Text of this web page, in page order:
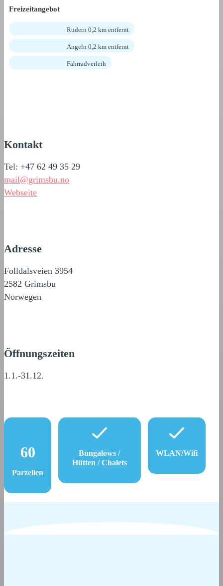
Freizeitangebot
Rudern 0,2 km entfernt
Angeln 0,2 km entfernt
Fahrradverleih
Kontakt
Tel: +47 62 49 35 29
mail@grimsbu.no
Webseite
Adresse
Folldalsveien 3954
2582 Grimsbu
Norwegen
Öffnungszeiten
1.1.-31.12.
60
Parzellen
Bungalows /
Hütten / Chalets
WLAN/Wifi